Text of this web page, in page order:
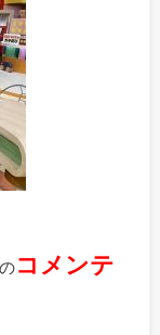
のコメンテ